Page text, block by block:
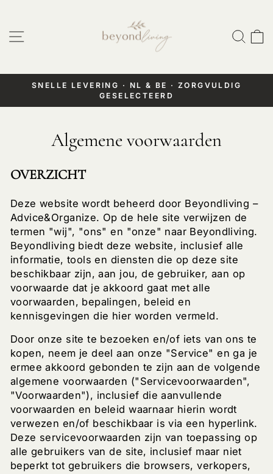
artikel
Pauzeer
SNELLE LEVERING · NL & BE · ZORGVULDIG
GESELECTEERD
Algemene voorwaarden
OVERZICHT
Deze website wordt beheerd door Beyondliving –
Advice&Organize. Op de hele site verwijzen de
termen "wij", "ons" en "onze" naar Beyondliving.
Beyondliving biedt deze website, inclusief alle
informatie, tools en diensten die op deze site
beschikbaar zijn, aan jou, de gebruiker, aan op
voorwaarde dat je akkoord gaat met alle
voorwaarden, bepalingen, beleid en
kennisgevingen die hier worden vermeld.
Door onze site te bezoeken en/of iets van ons te
kopen, neem je deel aan onze "Service" en ga je
ermee akkoord gebonden te zijn aan de volgende
algemene voorwaarden ("Servicevoorwaarden",
"Voorwaarden"), inclusief die aanvullende
voorwaarden en beleid waarnaar hierin wordt
verwezen en/of beschikbaar is via een hyperlink.
Deze servicevoorwaarden zijn van toepassing op
alle gebruikers van de site, inclusief maar niet
beperkt tot gebruikers die browsers, verkopers,